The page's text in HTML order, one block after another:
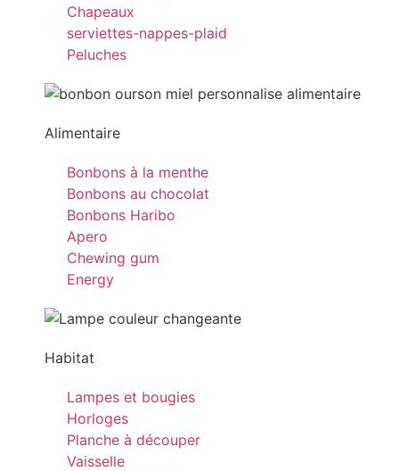
Chapeaux
serviettes-nappes-plaid
Peluches
Alimentaire
Bonbons à la menthe
Bonbons au chocolat
Bonbons Haribo
Apero
Chewing gum
Energy
Habitat
Lampes et bougies
Horloges
Planche à découper
Vaisselle